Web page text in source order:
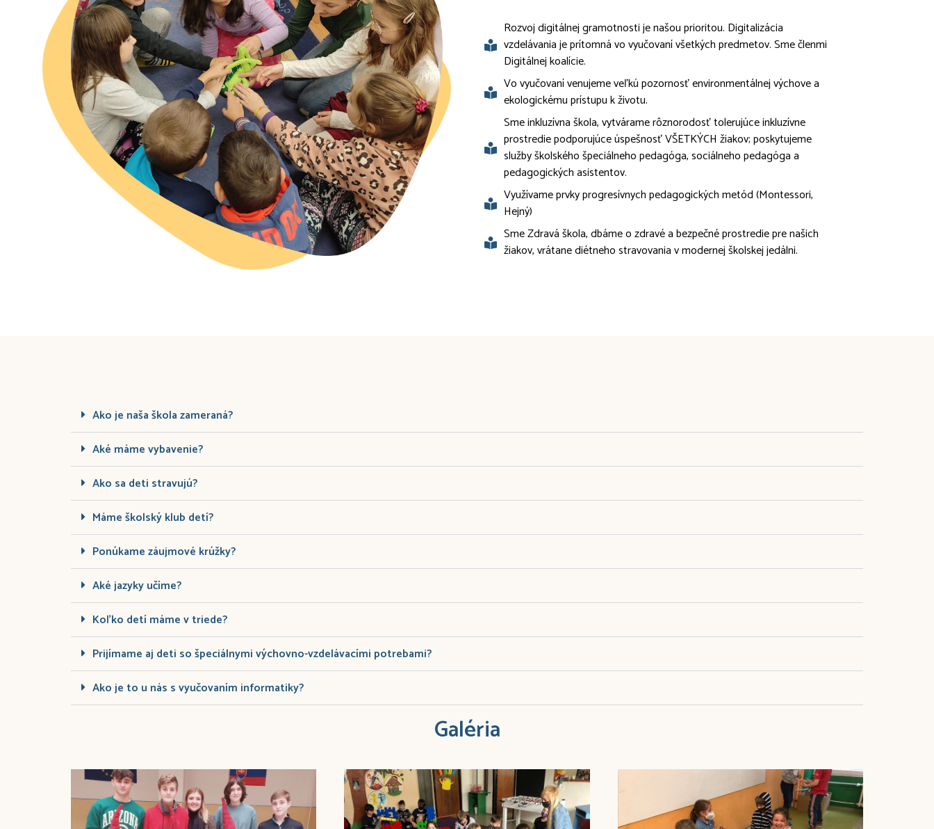
Rozvoj digitálnej gramotnosti je našou prioritou. Digitalizácia
vzdelávania je prítomná vo vyučovaní všetkých predmetov. Sme členmi
Digitálnej koalície.
Vo vyučovaní venujeme veľkú pozornosť environmentálnej výchove a
ekologickému prístupu k životu.
Sme inkluzívna škola, vytvárame rôznorodosť tolerujúce inkluzívne
prostredie podporujúce úspešnosť VŠETKÝCH žiakov; poskytujeme
služby školského špeciálneho pedagóga, sociálneho pedagóga a
pedagogických asistentov.
Využívame prvky progresívnych pedagogických metód (Montessori,
Hejný)
Sme Zdravá škola, dbáme o zdravé a bezpečné prostredie pre našich
žiakov, vrátane diétneho stravovania v modernej školskej jedálni.
Ako je naša škola zameraná?
Aké máme vybavenie?
Ako sa deti stravujú?
Máme školský klub detí?
Ponúkame záujmové krúžky?
Aké jazyky učíme?
Koľko detí máme v triede?
Prijímame aj deti so špeciálnymi výchovno-vzdelávacími potrebami?
Ako je to u nás s vyučovaním informatiky?
Galéria